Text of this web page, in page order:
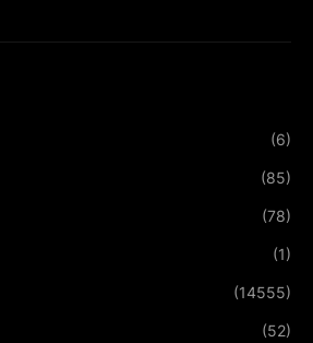
(6)
(85)
(78)
(1)
(14555)
(52)